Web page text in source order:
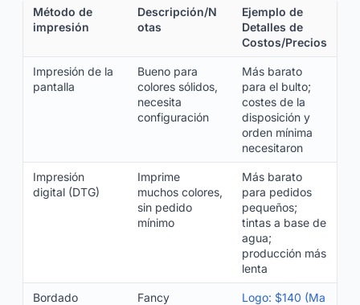
Método de
impresión
Descripción/N
otas
Ejemplo de
Detalles de
Costos/Precios
Impresión de la
pantalla
Bueno para
colores sólidos,
necesita
configuración
Más barato
para el bulto;
costes de la
disposición y
orden mínima
necesitaron
Impresión
digital (DTG)
Imprime
muchos colores,
sin pedido
mínimo
Más barato
para pedidos
pequeños;
tintas a base de
agua;
producción más
lenta
Bordado
Fancy
Logo: $140 (Ma